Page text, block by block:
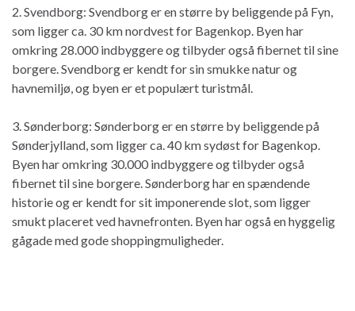
2. Svendborg: Svendborg er en større by beliggende på Fyn,
som ligger ca. 30 km nordvest for Bagenkop. Byen har
omkring 28.000 indbyggere og tilbyder også fibernet til sine
borgere. Svendborg er kendt for sin smukke natur og
havnemiljø, og byen er et populært turistmål.
3. Sønderborg: Sønderborg er en større by beliggende på
Sønderjylland, som ligger ca. 40 km sydøst for Bagenkop.
Byen har omkring 30.000 indbyggere og tilbyder også
fibernet til sine borgere. Sønderborg har en spændende
historie og er kendt for sit imponerende slot, som ligger
smukt placeret ved havnefronten. Byen har også en hyggelig
gågade med gode shoppingmuligheder.